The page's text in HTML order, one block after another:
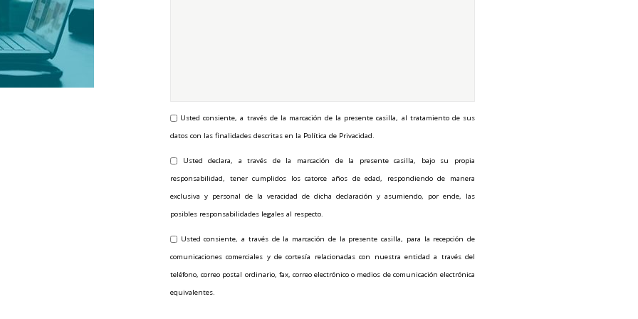
Usted consiente, a través de la marcación de la presente casilla, al tratamiento de sus
datos con las finalidades descritas en la Política de Privacidad.
Usted declara, a través de la marcación de la presente casilla, bajo su propia
responsabilidad, tener cumplidos los catorce años de edad, respondiendo de manera
exclusiva y personal de la veracidad de dicha declaración y asumiendo, por ende, las
posibles responsabilidades legales al respecto.
Usted consiente, a través de la marcación de la presente casilla, para la recepción de
comunicaciones comerciales y de cortesía relacionadas con nuestra entidad a través del
teléfono, correo postal ordinario, fax, correo electrónico o medios de comunicación electrónica
equivalentes.